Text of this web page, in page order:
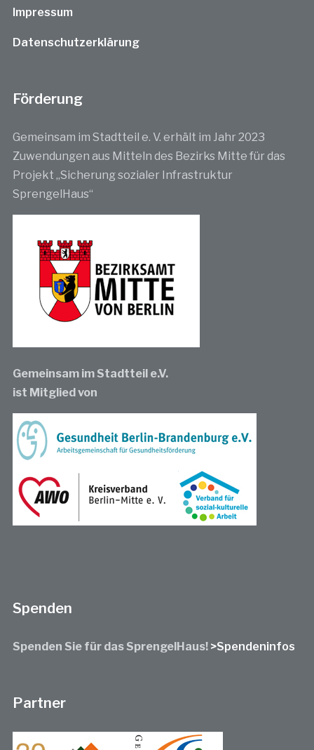
Impressum
Datenschutzerklärung
Förderung
Gemeinsam im Stadtteil e. V. erhält im Jahr 2023
Zuwendungen aus Mitteln des Bezirks Mitte für das
Projekt „Sicherung sozialer Infrastruktur
SprengelHaus“
Gemeinsam im Stadtteil e.V.
ist Mitglied von
Spenden
Spenden Sie für das SprengelHaus! >Spendeninfos
Partner